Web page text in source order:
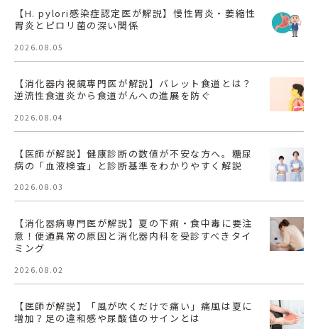
【H. pylori感染症認定医が解説】慢性胃炎・萎縮性
胃炎とピロリ菌の深い関係
2026.08.05
【消化器内視鏡専門医が解説】バレット食道とは？
逆流性食道炎から食道がんへの進展を防ぐ
2026.08.04
【医師が解説】健康診断の数値が不安な方へ。糖尿
病の「血液検査」と診断基準をわかりやすく解説
2026.08.03
【消化器病専門医が解説】夏の下痢・食中毒に要注
意！便通異常の原因と消化器内科を受診すべきタイ
ミング
2026.08.02
【医師が解説】「風が吹くだけで痛い」痛風は夏に
増加？足の違和感や尿酸値のサインとは